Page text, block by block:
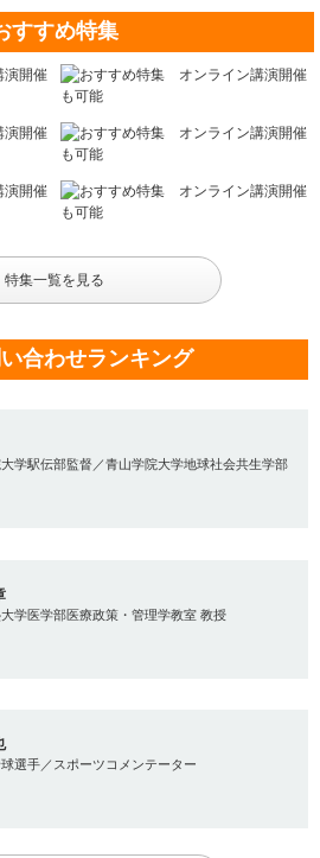
すすめ特集
特集一覧を見る
合わせランキング
学駅伝部監督／青山学院大学地球社会共生学部
学医学部医療政策・管理学教室 教授
選手／スポーツコメンテーター